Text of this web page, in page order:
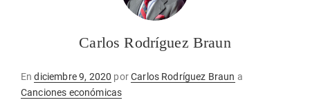
Carlos Rodríguez Braun
EnPublicado
en
diciembre 9, 2020 porCarlos Rodríguez Braun a
Canciones económicas